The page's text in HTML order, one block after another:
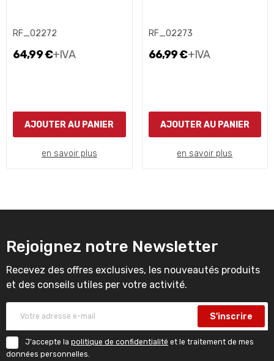
RF_02272
64,99 €+IVA
AJOUTER AU PANIER
en savoir plus
RF_02273
66,99 €+IVA
AJOUTER AU PANIER
en savoir plus
Rejoignez notre Newsletter
Recevez des offres exclusives, les nouveautés produits
et des conseils utiles per votre activité.
S'inscrire
J'accepte la politique de confidentialité et le traitement de mes
données personnelles.